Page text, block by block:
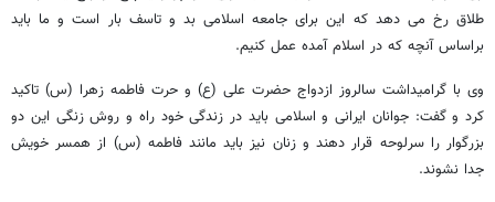
طلاق رخ می دهد که این برای جامعه اسلامی بد و تاسف بار است و ما باید
براساس آنچه که در اسلام آمده عمل کنیم.
وی با گرامیداشت سالروز ازدواج حضرت علی (ع) و حرت فاطمه زهرا (س) تاکید
کرد و گفت: جوانان ایرانی و اسلامی باید در زندگی خود راه و روش زنگی این دو
بزرگوار را سرلوحه قرار دهند و زنان نیز باید مانند فاطمه (س) از همسر خویش
جدا نشوند.